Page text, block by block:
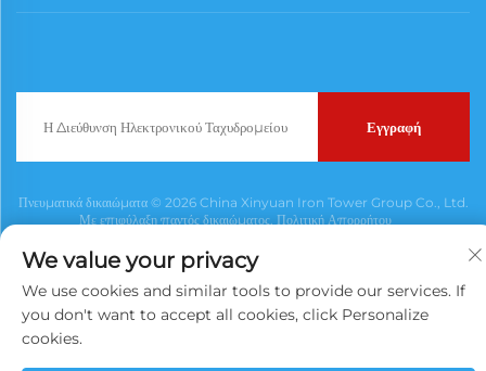
Εγγραφή
Πνευματικά δικαιώματα © 2026 China Xinyuan Iron Tower Group Co., Ltd.
Με επιφύλαξη παντός δικαιώματος. Πολιτική Απορρήτου
We value your privacy
We use cookies and similar tools to provide our services. If
you don't want to accept all cookies, click Personalize
cookies.